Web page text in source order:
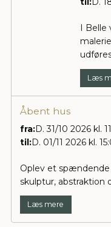
I Belle
Læs
Åbent hus
fra:D. 31/10 2026 kl.
til:D. 01/11 2026 kl.
Oplev et
skulptur, abstraktion
Læs mere